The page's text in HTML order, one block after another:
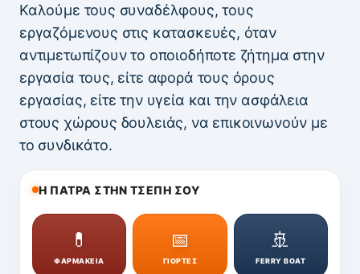
Καλούμε τους συναδέλφους, τους
εργαζόμενους στις κατασκευές, όταν
αντιμετωπίζουν το οποιοδήποτε ζήτημα στην
εργασία τους, είτε αφορά τους όρους
εργασίας, είτε την υγεία και την ασφάλεια
στους χώρους δουλειάς, να επικοινωνούν με
το συνδικάτο.
Η ΠΑΤΡΑ ΣΤΗΝ ΤΣΕΠΗ ΣΟΥ
💊
ΦΑΡΜΑΚΕΙΑ
📅
ΓΙΟΡΤΕΣ
🚢
FERRY BOAT